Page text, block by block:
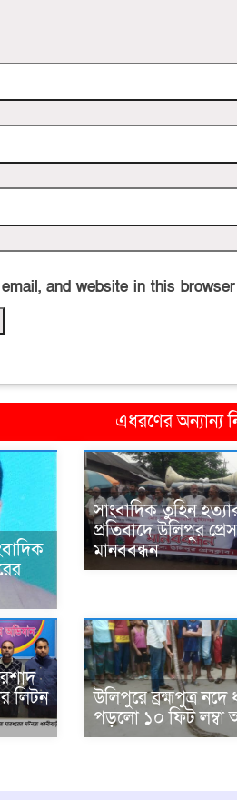
and website in this
এধরণের অন্যান্য
সাংবাদিক তুহিন
প্রতিবাদে উলিপুর
মানববন্ধন
লিটন
উলিপুরে ব্রহ্মপুত্র নদে
পড়লো ১০ ফিট লম্বা